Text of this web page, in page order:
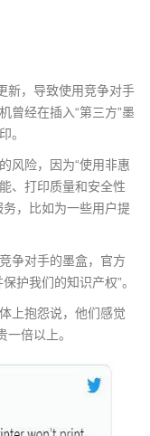
新，导致使用竞争对手
曾经在插入“第三方”墨
。
风险，因为“使用非惠
、打印质量和安全性
，比如为一些用户提
争对手的墨盒，官方
护我们的知识产权”。
上抱怨说，他们感觉
倍以上。